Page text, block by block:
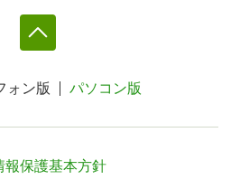
ォン版 パソコン版
報保護基本方針